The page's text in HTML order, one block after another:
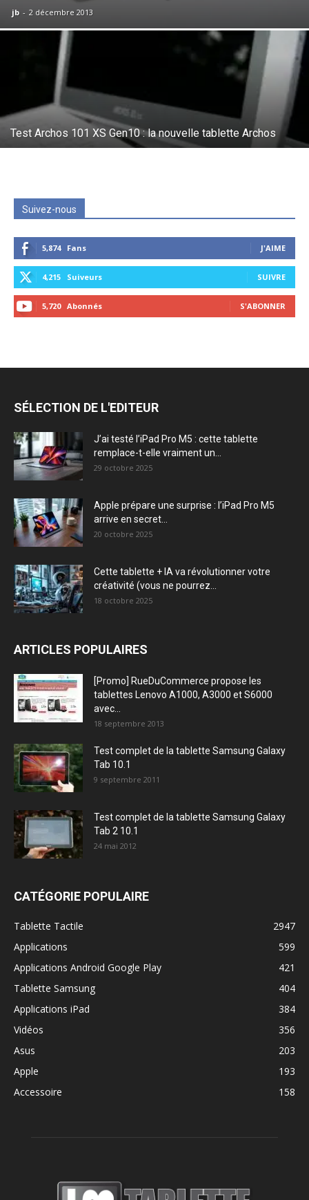
jb - 2 décembre 2013
Test Archos 101 XS Gen10 : la nouvelle tablette Archos
Suivez-nous
5,874 Fans J'AIME
4,215 Suiveurs SUIVRE
5,720 Abonnés S'ABONNER
SÉLECTION DE L'EDITEUR
J’ai testé l’iPad Pro M5 : cette tablette
remplace-t-elle vraiment un...
29 octobre 2025
Apple prépare une surprise : l’iPad Pro M5
arrive en secret...
20 octobre 2025
Cette tablette + IA va révolutionner votre
créativité (vous ne pourrez...
18 octobre 2025
ARTICLES POPULAIRES
[Promo] RueDuCommerce propose les
tablettes Lenovo A1000, A3000 et S6000
avec...
18 septembre 2013
Test complet de la tablette Samsung Galaxy
Tab 10.1
9 septembre 2011
Test complet de la tablette Samsung Galaxy
Tab 2 10.1
24 mai 2012
CATÉGORIE POPULAIRE
Tablette Tactile
2947
Applications
599
Applications Android Google Play
421
Tablette Samsung
404
Applications iPad
384
Vidéos
356
Asus
203
Apple
193
Accessoire
158